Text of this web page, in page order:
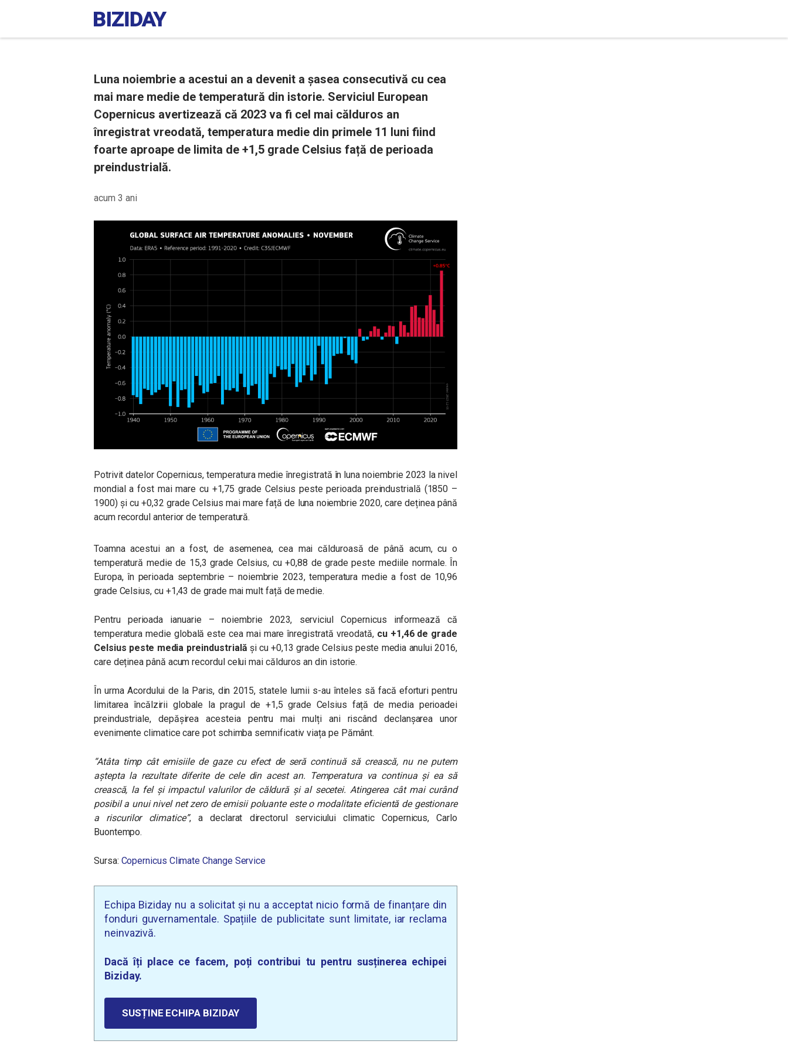
Luna noiembrie a acestui an a devenit a șasea consecutivă cu cea
mai mare medie de temperatură din istorie. Serviciul European
Copernicus avertizează că 2023 va fi cel mai călduros an
înregistrat vreodată, temperatura medie din primele 11 luni fiind
foarte aproape de limita de +1,5 grade Celsius față de perioada
preindustrială.
acum 3 ani
Potrivit datelor Copernicus, temperatura medie înregistrată în luna noiembrie 2023 la nivel
mondial a fost mai mare cu +1,75 grade Celsius peste perioada preindustrială (1850 –
1900) și cu +0,32 grade Celsius mai mare față de luna noiembrie 2020, care deținea până
acum recordul anterior de temperatură.
Toamna acestui an a fost, de asemenea, cea mai călduroasă de până acum, cu o
temperatură medie de 15,3 grade Celsius, cu +0,88 de grade peste mediile normale. În
Europa, în perioada septembrie – noiembrie 2023, temperatura medie a fost de 10,96
grade Celsius, cu +1,43 de grade mai mult față de medie.
Pentru perioada ianuarie – noiembrie 2023, serviciul Copernicus informează că
temperatura medie globală este cea mai mare înregistrată vreodată, cu +1,46 de grade
Celsius peste media preindustrială și cu +0,13 grade Celsius peste media anului 2016,
care deținea până acum recordul celui mai călduros an din istorie.
În urma Acordului de la Paris, din 2015, statele lumii s-au înteles să facă eforturi pentru
limitarea încălzirii globale la pragul de +1,5 grade Celsius față de media perioadei
preindustriale, depășirea acesteia pentru mai mulți ani riscând declanșarea unor
evenimente climatice care pot schimba semnificativ viața pe Pământ.
“Atâta timp cât emisiile de gaze cu efect de seră continuă să crească, nu ne putem
aștepta la rezultate diferite de cele din acest an. Temperatura va continua și ea să
crească, la fel și impactul valurilor de căldură și al secetei. Atingerea cât mai curând
posibil a unui nivel net zero de emisii poluante este o modalitate eficientă de gestionare
a riscurilor climatice”, a declarat directorul serviciului climatic Copernicus, Carlo
Buontempo.
Sursa: Copernicus Climate Change Service
Echipa Biziday nu a solicitat și nu a acceptat nicio formă de finanțare din
fonduri guvernamentale. Spațiile de publicitate sunt limitate, iar reclama
neinvazivă.
Dacă îți place ce facem, poți contribui tu pentru susținerea echipei
Biziday.
SUSȚINE ECHIPA BIZIDAY